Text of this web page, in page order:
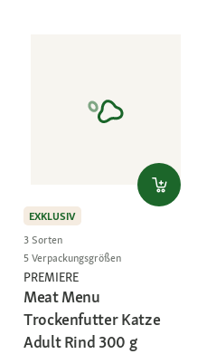
EXKLUSIV
3 Sorten
5 Verpackungsgrößen
PREMIERE
Meat Menu
Trockenfutter Katze
Adult Rind 300 g